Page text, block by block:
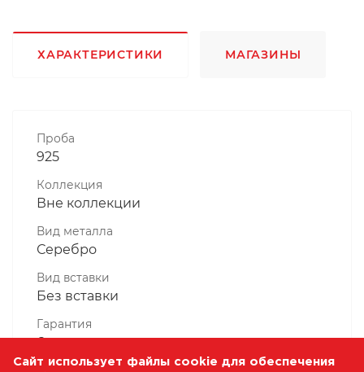
ХАРАКТЕРИСТИКИ МАГАЗИНЫ
Проба
925
Коллекция
Вне коллекции
Вид металла
Серебро
Вид вставки
Без вставки
Гарантия
6 месяцев
Сайт использует файлы cookie для обеспечения